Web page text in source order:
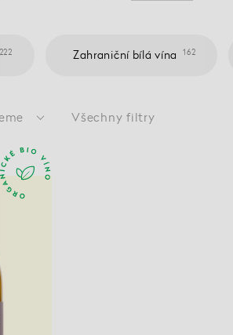
222 Zahraniční bílá vína 162
Všechny filtry